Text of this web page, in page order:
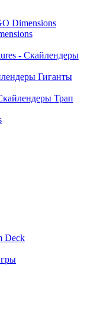
Dimensions
- Скайлендеры
Гиганты
Трап
Deck